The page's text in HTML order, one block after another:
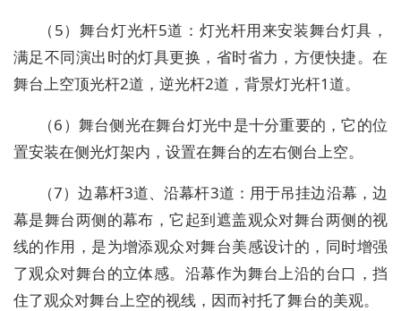
（5）舞台灯光杆5道：灯光杆用来安装舞台灯具，
满足不同演出时的灯具更换，省时省力，方便快捷。在
舞台上空顶光杆2道，逆光杆2道，背景灯光杆1道。
（6）舞台侧光在舞台灯光中是十分重要的，它的位
置安装在侧光灯架内，设置在舞台的左右侧台上空。
（7）边幕杆3道、沿幕杆3道：用于吊挂边沿幕，边
幕是舞台两侧的幕布，它起到遮盖观众对舞台两侧的视
线的作用，是为增添观众对舞台美感设计的，同时增强
了观众对舞台的立体感。沿幕作为舞台上沿的台口，挡
住了观众对舞台上空的视线，因而衬托了舞台的美观。